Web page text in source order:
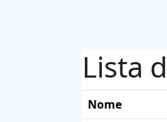
Lista
Nome